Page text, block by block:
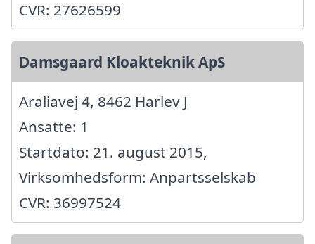
CVR: 27626599
Damsgaard Kloakteknik ApS
Araliavej 4, 8462 Harlev J
Ansatte: 1
Startdato: 21. august 2015,
Virksomhedsform: Anpartsselskab
CVR: 36997524